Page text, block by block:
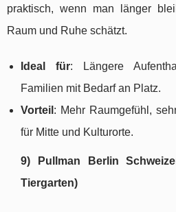
praktisch, wenn man länger
Raum und Ruhe schätzt.
Ideal für: Längere
Familien mit Bedarf an Platz.
Vorteil : Mehr Raumgefühl,
für Mitte und Kulturorte.
9) Pullman Berlin
Tiergarten)